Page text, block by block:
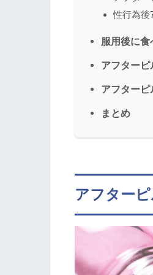
性行為後
服用後に
アフターピ
アフターピ
まとめ
アフター